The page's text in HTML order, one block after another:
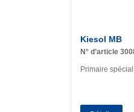
Kiesol MB
N° d’article
Primaire spécial